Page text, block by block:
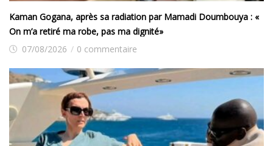
Kaman Gogana, après sa radiation par Mamadi Doumbouya : «
On m’a retiré ma robe, pas ma dignité»
07/08/2026 / 0 commentaire